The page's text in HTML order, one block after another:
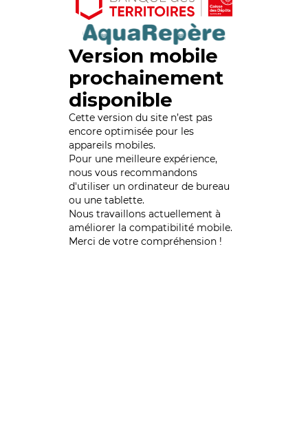
Version mobile
prochainement
disponible
Cette version du site n’est pas
encore optimisée pour les
appareils mobiles.
Pour une meilleure expérience,
nous vous recommandons
d'utiliser un ordinateur de bureau
ou une tablette.
Nous travaillons actuellement à
améliorer la compatibilité mobile.
Merci de votre compréhension !